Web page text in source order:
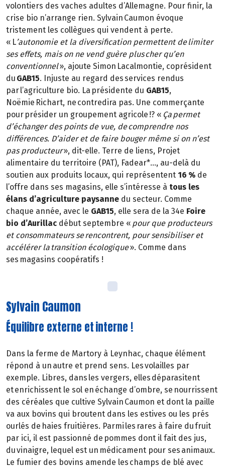
volontiers des vaches adultes d’Allemagne. Pour finir, la
crise bio n’arrange rien. Sylvain Caumon évoque
tristement les collègues qui vendent à perte.
« L’autonomie et la diversification permettent de limiter
ses effets, mais on ne vend guère plus cher qu’en
conventionnel», ajoute Simon Lacalmontie, coprésident
du GAB15. Injuste au regard des services rendus
par l’agriculture bio. La présidente du GAB15,
Noëmie Richart, ne contredira pas. Une commerçante
pour présider un groupement agricole !? « Ça permet
d’échanger des points de vue, de comprendre nos
différences. D’aider et de faire bouger même si on n’est
pas producteur», dit-elle. Terre de liens, Projet
alimentaire du territoire (PAT), Fadear*…, au-delà du
soutien aux produits locaux, qui représentent 16 % de
l’offre dans ses magasins, elle s’intéresse à tous les
élans d’agriculture paysanne du secteur. Comme
chaque année, avec le GAB15, elle sera de la 34e Foire
bio d’Aurillac début septembre « pour que producteurs
et consommateurs se rencontrent, pour sensibiliser et
accélérer la transition écologique». Comme dans
ses magasins coopératifs !
Sylvain Caumon
Équilibre externe et interne !
Dans la ferme de Martory à Leynhac, chaque élément
répond à un autre et prend sens. Les volailles par
exemple. Libres, dans les vergers, elles déparasitent
et enrichissent le sol en échange d’ombre, se nourrissent
des céréales que cultive Sylvain Caumon et dont la paille
va aux bovins qui broutent dans les estives ou les prés
ourlés de haies fruitières. Parmi les rares à faire du fruit
par ici, il est passionné de pommes dont il fait des jus,
du vinaigre, lequel est un médicament pour ses animaux.
Le fumier des bovins amende les champs de blé avec